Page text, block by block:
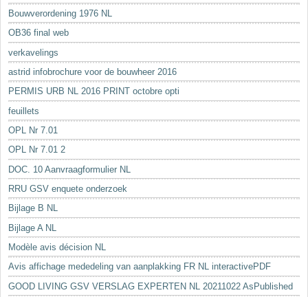
Bouwverordening 1976 NL
OB36 final web
verkavelings
astrid infobrochure voor de bouwheer 2016
PERMIS URB NL 2016 PRINT octobre opti
feuillets
OPL Nr 7.01
OPL Nr 7.01 2
DOC. 10 Aanvraagformulier NL
RRU GSV enquete onderzoek
Bijlage B NL
Bijlage A NL
Modèle avis décision NL
Avis affichage mededeling van aanplakking FR NL interactivePDF
GOOD LIVING GSV VERSLAG EXPERTEN NL 20211022 AsPublished